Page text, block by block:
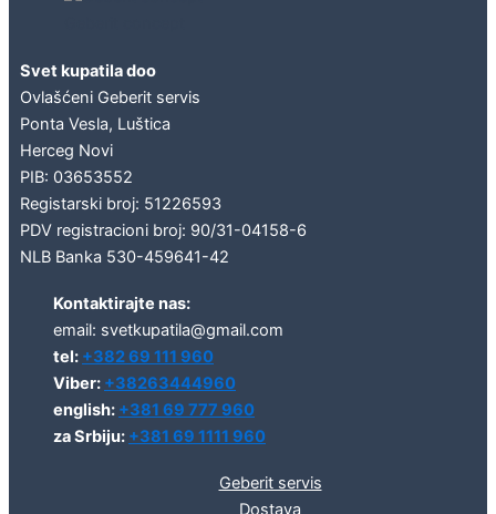
Svet kupatila doo
Ovlašćeni Geberit servis
Ponta Vesla, Luštica
Herceg Novi
PIB: 03653552
Registarski broj: 51226593
PDV registracioni broj: 90/31-04158-6
NLB Banka 530-459641-42
Kontaktirajte nas:
email: svetkupatila@gmail.com
tel: +382 69 111 960
Viber: +38263444960
english: +381 69 777 960
za Srbiju: +381 69 1111 960
Geberit servis
Dostava